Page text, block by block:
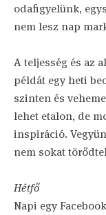
odafigyelünk,
nem lesz nap
A teljesség és az
példát egy heti
szinten és
lehet etalon, de
inspiráció.
nem sokat
Hétfő
Napi egy